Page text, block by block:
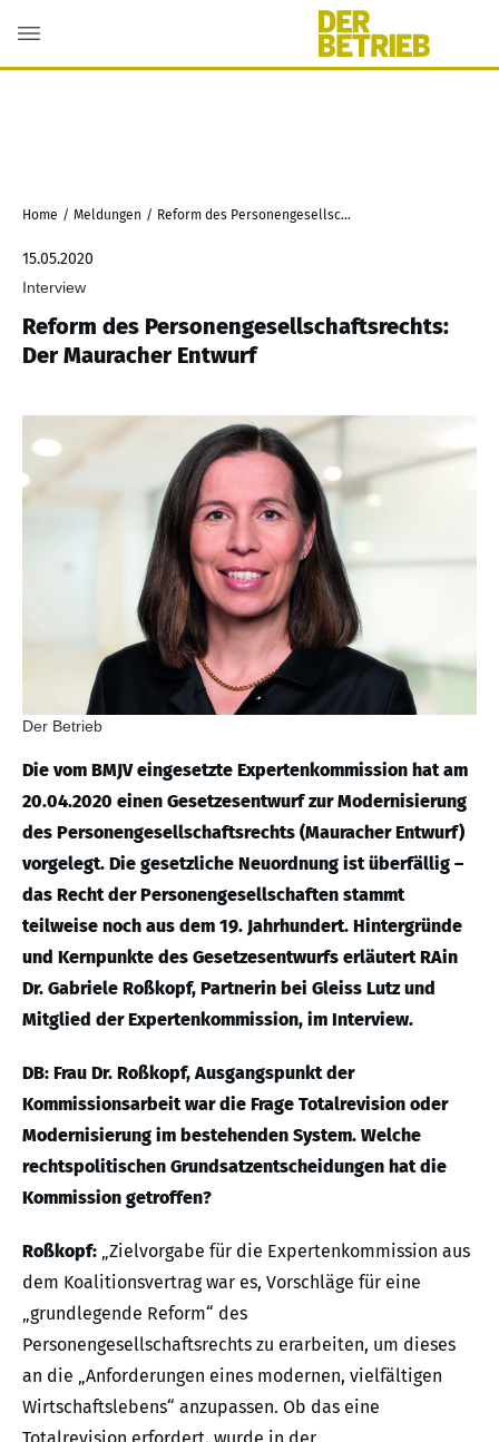
Home / Meldungen / Reform des Personengesellschaftsrechts: Der Mauracher Entwurf
15.05.2020
Interview
Reform des Personengesellschaftsrechts:
Der Mauracher Entwurf
Der Betrieb
Die vom BMJV eingesetzte Expertenkommission hat am
20.04.2020 einen Gesetzesentwurf zur Modernisierung
des Personengesellschaftsrechts (Mauracher Entwurf)
vorgelegt. Die gesetzliche Neuordnung ist überfällig –
das Recht der Personengesellschaften stammt
teilweise noch aus dem 19. Jahrhundert. Hintergründe
und Kernpunkte des Gesetzesentwurfs erläutert RAin
Dr. Gabriele Roßkopf, Partnerin bei Gleiss Lutz und
Mitglied der Expertenkommission, im Interview.
DB: Frau Dr. Roßkopf, Ausgangspunkt der
Kommissionsarbeit war die Frage Totalrevision oder
Modernisierung im bestehenden System. Welche
rechtspolitischen Grundsatzentscheidungen hat die
Kommission getroffen?
Roßkopf: „Zielvorgabe für die Expertenkommission aus
dem Koalitionsvertrag war es, Vorschläge für eine
„grundlegende Reform“ des
Personengesellschaftsrechts zu erarbeiten, um dieses
an die „Anforderungen eines modernen, vielfältigen
Wirtschaftslebens“ anzupassen. Ob das eine